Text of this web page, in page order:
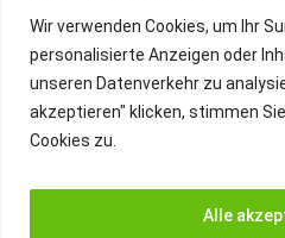
Wir verwenden Cookies, um Ihr
personalisierte Anzeigen oder
unseren Datenverkehr zu
akzeptieren" klicken, stimmen
Cookies zu.
Alle
IMPRESSUM